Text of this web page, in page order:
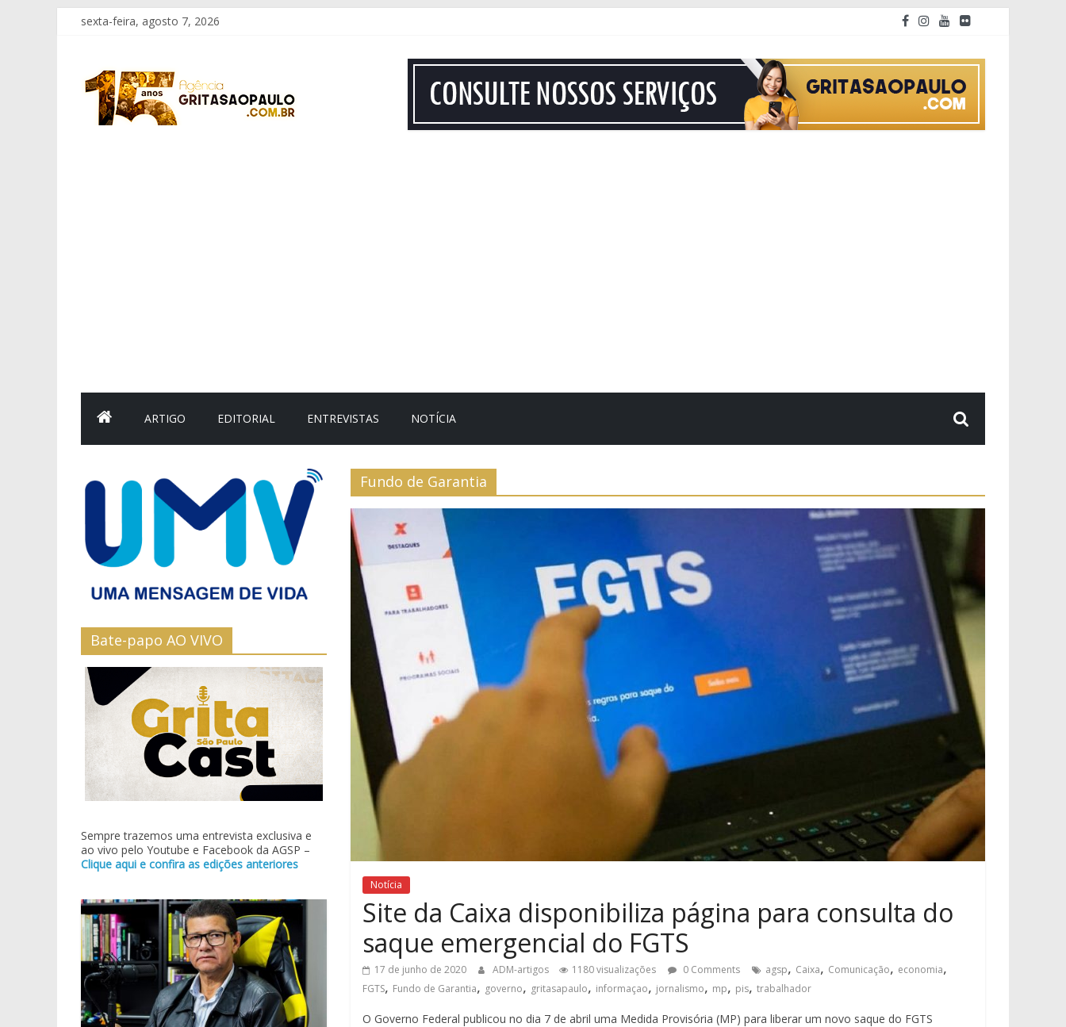
Pular
conteúdo
sexta-feira, agosto 7, 2026
Grita
São
ARTIGO EDITORIAL ENTREVISTAS NOTÍCIA
Fundo de Garantia
Notícia
Site da Caixa disponibiliza página para consulta do
saque emergencial do FGTS
17 de junho de 2020 ADM-artigos 1180 visualizações 0 Comments agsp, Caixa, Comunicação, economia,
FGTS, Fundo de Garantia, governo, gritasapaulo, informaçao, jornalismo, mp, pis, trabalhador
O Governo Federal publicou no dia 7 de abril uma Medida Provisória (MP) para liberar um novo saque do FGTS
Bate-papo AO VIVO
Sempre trazemos uma entrevista exclusiva e
ao vivo pelo Youtube e Facebook da AGSP –
Clique aqui e confira as edições anteriores